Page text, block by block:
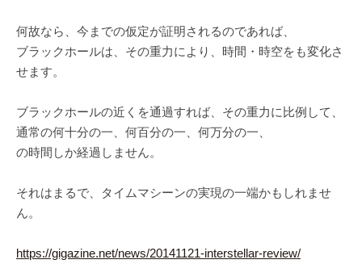
何故なら、今までの仮定が証明されるのであれば、
ブラックホールは、その重力により、時間・時空をも変化さ
せます。
ブラックホールの近くを通過すれば、その重力に比例して、
通常の何十分の一、何百分の一、何万分の一、
の時間しか経過しません。
それはまるで、タイムマシーンの実現の一端かもしれませ
ん。
https://gigazine.net/news/20141121-interstellar-review/